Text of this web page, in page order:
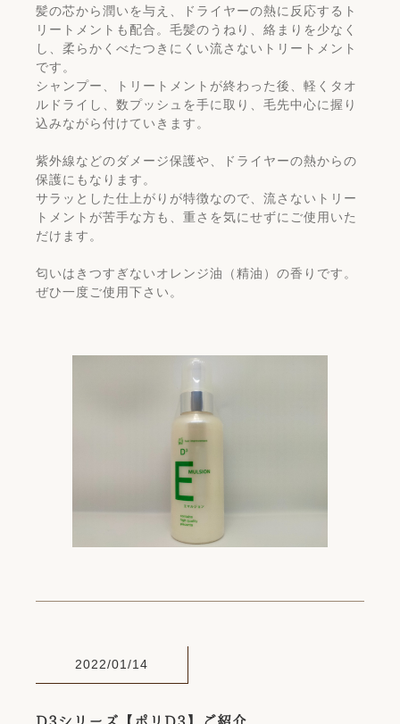
髪の芯から潤いを与え、ドライヤーの熱に反応するト
リートメントも配合。毛髪のうねり、絡まりを少なく
し、柔らかくべたつきにくい流さないトリートメント
です。
シャンプー、トリートメントが終わった後、軽くタオ
ルドライし、数プッシュを手に取り、毛先中心に握り
込みながら付けていきます。
紫外線などのダメージ保護や、ドライヤーの熱からの
保護にもなります。
サラッとした仕上がりが特徴なので、流さないトリー
トメントが苦手な方も、重さを気にせずにご使用いた
だけます。
匂いはきつすぎないオレンジ油（精油）の香りです。
ぜひ一度ご使用下さい。
2022/01/14
D3シリーズ【ポリD3】ご紹介